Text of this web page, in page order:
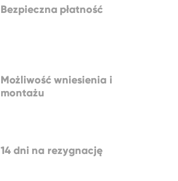
Bezpieczna płatność
Możliwość wniesienia i
montażu
14 dni na rezygnację